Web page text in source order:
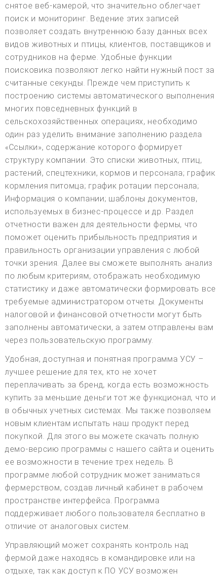
снятое веб-камерой, что значительно облегчает
поиск и мониторинг. Ведение этих записей
позволяет создать внутреннюю базу данных всех
видов животных и птицы, клиентов, поставщиков и
сотрудников на ферме. Удобные функции
поисковика позволяют легко найти нужный пост за
считанные секунды. Прежде чем приступить к
построению системы автоматического выполнения
многих повседневных функций в
сельскохозяйственных операциях, необходимо
один раз уделить внимание заполнению раздела
«Ссылки», содержание которого формирует
структуру компании. Это списки животных, птиц,
растений, спецтехники, кормов и персонала; график
кормления питомца; график ротации персонала;
Информация о компании; шаблоны документов,
используемых в бизнес-процессе и др. Раздел
отчетности важен для деятельности фермы, что
поможет оценить прибыльность предприятия и
правильность организации управления с любой
точки зрения. Далее вы сможете выполнять анализ
по любым критериям, отображать необходимую
статистику и даже автоматически формировать все
требуемые администратором отчеты. Документы
налоговой и финансовой отчетности могут быть
заполнены автоматически, а затем отправлены вам
через пользовательскую программу.
Удобная, доступная и понятная программа УСУ –
лучшее решение для тех, кто не хочет
переплачивать за бренд, когда есть возможность
купить за меньшие деньги тот же функционал, что и
в обычных учетных системах. Мы также позволяем
новым клиентам испытать наш продукт перед
покупкой. Для этого вы можете скачать полную
демо-версию программы с нашего сайта и оценить
ее возможности в течение трех недель. В
программе любой сотрудник может заниматься
фермерством, создав личный кабинет в рабочем
пространстве интерфейса. Программа
поддерживает любого пользователя бесплатно в
отличие от аналоговых систем.
Управляющий может сохранять контроль над
фермой даже находясь в командировке или на
отдыхе, так как доступ к ПО УСУ возможен